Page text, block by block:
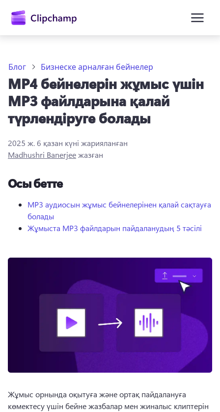
Жүйеге кіру
Блог Бизнеске арналған бейнелер
MP4 бейнелерін жұмыс үшін
MP3 файлдарына қалай
түрлендіруге болады
2025 ж. 6 қазан күні жарияланған
Madhushri Banerjeeжазған
Осы бетте
MP3 аудиосын жұмыс бейнелерінен қалай сақтауға
болады
Жұмыста MP3 файлдарын пайдаланудың 5 тәсілі
Жұмыс орнында оқытуға және ортақ пайдалануға
көмектесу үшін бейне жазбалар мен жиналыс клиптерін